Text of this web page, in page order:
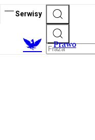
Serwisy
Prawo